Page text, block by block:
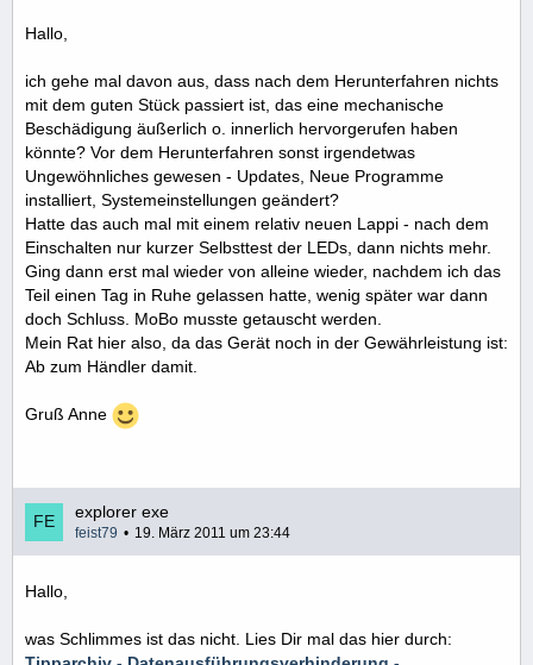
Hallo,
ich gehe mal davon aus, dass nach dem Herunterfahren nichts
mit dem guten Stück passiert ist, das eine mechanische
Beschädigung äußerlich o. innerlich hervorgerufen haben
könnte? Vor dem Herunterfahren sonst irgendetwas
Ungewöhnliches gewesen - Updates, Neue Programme
installiert, Systemeinstellungen geändert?
Hatte das auch mal mit einem relativ neuen Lappi - nach dem
Einschalten nur kurzer Selbsttest der LEDs, dann nichts mehr.
Ging dann erst mal wieder von alleine wieder, nachdem ich das
Teil einen Tag in Ruhe gelassen hatte, wenig später war dann
doch Schluss. MoBo musste getauscht werden.
Mein Rat hier also, da das Gerät noch in der Gewährleistung ist:
Ab zum Händler damit.
Gruß Anne
explorer exe
feist79 19. März 2011 um 23:44
Hallo,
was Schlimmes ist das nicht. Lies Dir mal das hier durch: